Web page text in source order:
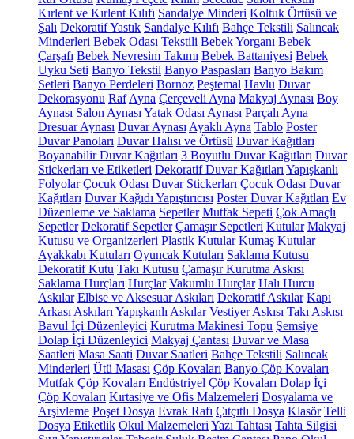
Kırlent ve Kırlent Kılıfı Sandalye Minderi Koltuk Örtüsü ve
Şalı Dekoratif Yastık Sandalye Kılıfı Bahçe Tekstili Salıncak
Minderleri Bebek Odası Tekstili Bebek Yorganı Bebek
Çarşafı Bebek Nevresim Takımı Bebek Battaniyesi Bebek
Uyku Seti Banyo Tekstil Banyo Paspasları Banyo Bakım
Setleri Banyo Perdeleri Bornoz Peştemal Havlu Duvar
Dekorasyonu Raf Ayna Çerçeveli Ayna Makyaj Aynası Boy
Aynası Salon Aynası Yatak Odası Aynası Parçalı Ayna
Dresuar Aynası Duvar Aynası Ayaklı Ayna Tablo Poster
Duvar Panoları Duvar Halısı ve Örtüsü Duvar Kağıtları
Boyanabilir Duvar Kağıtları 3 Boyutlu Duvar Kağıtları Duvar
Stickerları ve Etiketleri Dekoratif Duvar Kağıtları Yapışkanlı
Folyolar Çocuk Odası Duvar Stickerları Çocuk Odası Duvar
Kağıtları Duvar Kağıdı Yapıştırıcısı Poster Duvar Kağıtları Ev
Düzenleme ve Saklama Sepetler Mutfak Sepeti Çok Amaçlı
Sepetler Dekoratif Sepetler Çamaşır Sepetleri Kutular Makyaj
Kutusu ve Organizerleri Plastik Kutular Kumaş Kutular
Ayakkabı Kutuları Oyuncak Kutuları Saklama Kutusu
Dekoratif Kutu Takı Kutusu Çamaşır Kurutma Askısı
Saklama Hurçları Hurçlar Vakumlu Hurçlar Halı Hurcu
Askılar Elbise ve Aksesuar Askıları Dekoratif Askılar Kapı
Arkası Askıları Yapışkanlı Askılar Vestiyer Askısı Takı Askısı
Bavul İçi Düzenleyici Kurutma Makinesi Topu Şemsiye
Dolap İçi Düzenleyici Makyaj Çantası Duvar ve Masa
Saatleri Masa Saati Duvar Saatleri Bahçe Tekstili Salıncak
Minderleri Ütü Masası Çöp Kovaları Banyo Çöp Kovaları
Mutfak Çöp Kovaları Endüstriyel Çöp Kovaları Dolap İçi
Çöp Kovaları Kırtasiye ve Ofis Malzemeleri Dosyalama ve
Arşivleme Poşet Dosya Evrak Rafı Çıtçıtlı Dosya Klasör Telli
Dosya Etiketlik Okul Malzemeleri Yazı Tahtası Tahta Silgisi